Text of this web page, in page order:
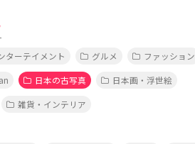
ターテイメント グルメ
ファッション
日本の古写真
日本画・浮世絵
雑貨・インテリア